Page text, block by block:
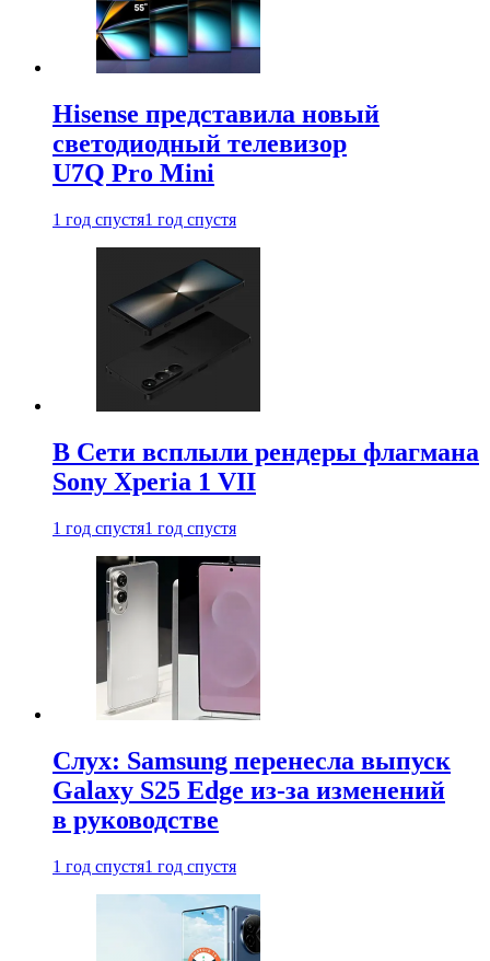
Hisense представила новый
светодиодный телевизор
U7Q Pro Mini
1 год спустя1 год спустя
В Сети всплыли рендеры флагмана
Sony Xperia 1 VII
1 год спустя1 год спустя
Слух: Samsung перенесла выпуск
Galaxy S25 Edge из-за изменений
в руководстве
1 год спустя1 год спустя